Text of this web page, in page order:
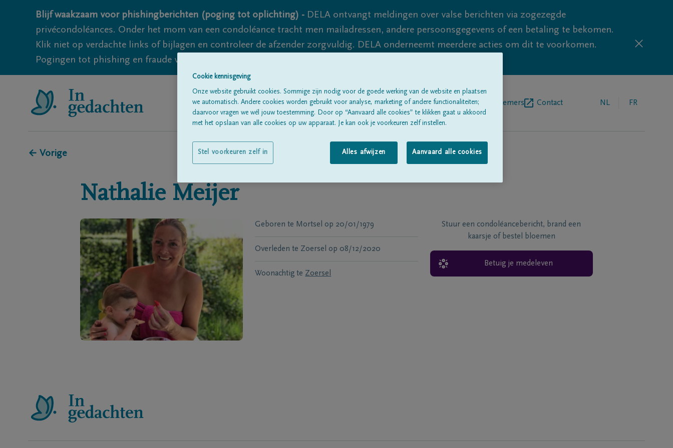
Blijf waakzaam voor phishingberichten (poging tot oplichting) - DELA ontvangt meldingen over valse berichten via zogezegde
privécondoléances. Onder het mom van een condoléance tracht men mailadressen, andere persoonsgegevens of een betaling te bekomen.
Klik niet op verdachte links of bijlagen en controleer de afzender zorgvuldig. DELA onderneemt meerdere acties om dit te voorkomen.
Pogingen tot phishing en fraude vallen echter nooit volledig uit te sluiten, dus blijf waakzaam.
Alle rouwberichten Over onsBegrafenisondernemers Contact NL FR
← Vorige
Nathalie Meijer
Geboren te Mortsel op 20/01/1979
Overleden te Zoersel op 08/12/2020
Woonachtig te Zoersel
Stuur een condoléancebericht, brand een
kaarsje of bestel bloemen
Betuig je medeleven
Cookie kennisgeving
Onze website gebruikt cookies. Sommige zijn nodig voor de goede werking van de website en plaatsen
we automatisch. Andere cookies worden gebruikt voor analyse, marketing of andere functionaliteiten;
daarvoor vragen we wél jouw toestemming. Door op “Aanvaard alle cookies” te klikken gaat u akkoord
met het opslaan van alle cookies op uw apparaat. Je kan ook je voorkeuren zelf instellen.
Alles afwijzen Aanvaard alle cookies
Stel voorkeuren zelf in